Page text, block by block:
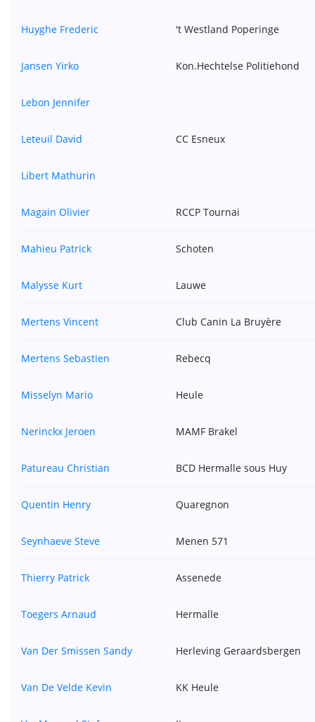
Huyghe Frederic 't Westland Poperinge
Jansen Yirko Kon.Hechtelse Politiehond
Lebon Jennifer
Leteuil David CC Esneux
Libert Mathurin
Magain Olivier RCCP Tournai
Mahieu Patrick Schoten
Malysse Kurt Lauwe
Mertens Vincent Club Canin La Bruyère
Mertens Sebastien Rebecq
Misselyn Mario Heule
Nerinckx Jeroen MAMF Brakel
Patureau Christian BCD Hermalle sous Huy
Quentin Henry Quaregnon
Seynhaeve Steve Menen 571
Thierry Patrick Assenede
Toegers Arnaud Hermalle
Van Der Smissen Sandy Herleving Geraardsbergen
Van De Velde Kevin KK Heule